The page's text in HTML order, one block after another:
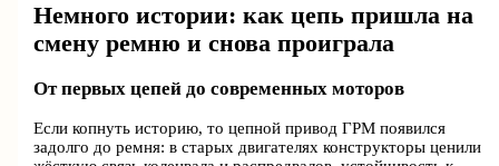
Немного истории: как цепь пришла на
смену ремню и снова проиграла
От первых цепей до современных моторов
Если копнуть историю, то цепной привод ГРМ появился
задолго до ремня: в старых двигателях конструкторы ценили